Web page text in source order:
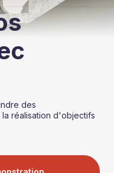
des
réalisation d'objectifs